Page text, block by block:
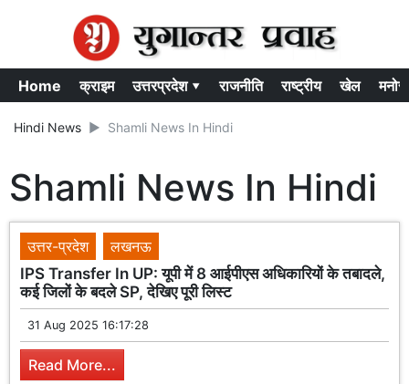
Home क्राइम उत्तरप्रदेश ▾ राजनीति राष्ट्रीय खेल
Hindi News Shamli News In Hindi
Shamli News In Hindi
उत्तर-प्रदेश
लखनऊ
IPS Transfer In UP: यूपी में 8 आईपीएस अधिकारियों के तबादले,
कई जिलों के बदले SP, देखिए पूरी लिस्ट
31 Aug 2025 16:17:28
Read More...